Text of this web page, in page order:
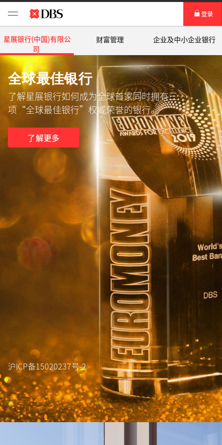
登录
个人网银
企业网银IDEAL™
全球最佳银行
了解星展银行如何成为全球首家同时拥有三
项“全球最佳银行”权威荣誉的银行。
了解更多
沪ICP备15020237号-2
星展银行(中国)有限公
司
财富管理 企业及中小企业银行